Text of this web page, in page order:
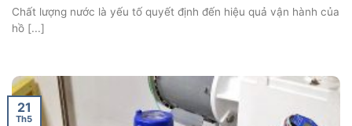
Chất lượng nước là yếu tố quyết định đến hiệu quả vận hành của
hồ [...]
21
Th5